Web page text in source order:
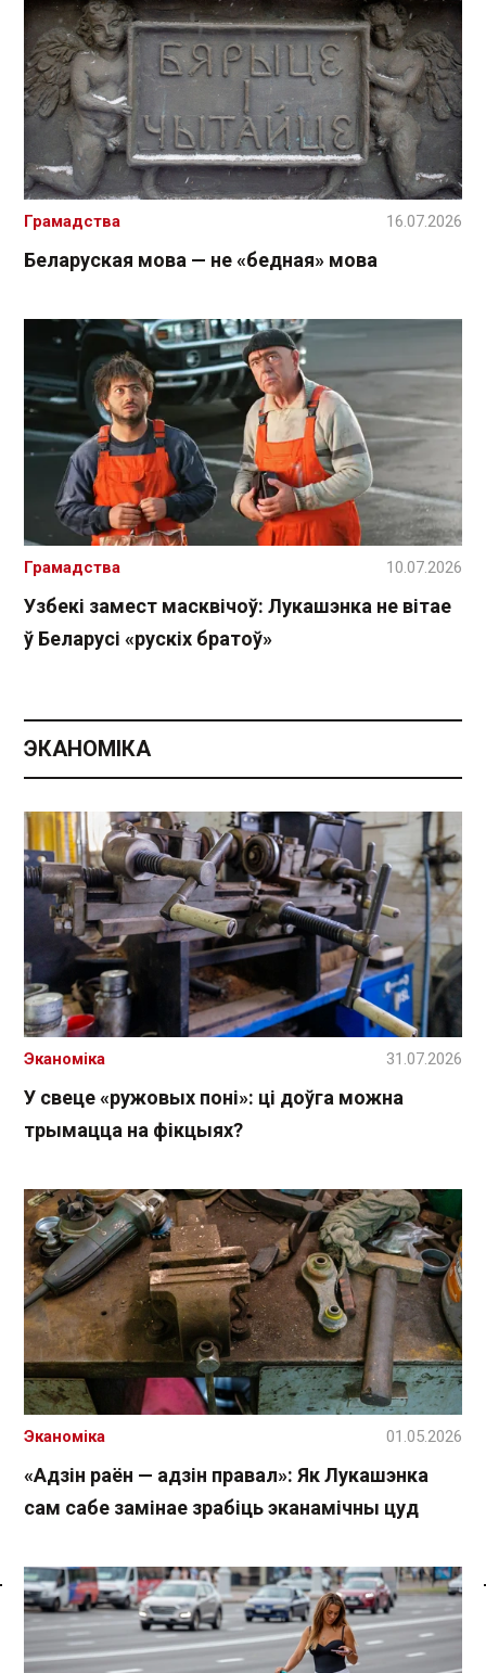
Спасылка без VPN
Беларуская мова — не «бедная» мова
Грамадства 16.07.2026
Узбекі замест масквічоў: Лукашэнка не вітае
ў Беларусі «рускіх братоў»
Грамадства 10.07.2026
ЭКАНОМІКА
У свеце «ружовых поні»: ці доўга можна
трымацца на фікцыях?
Эканоміка 31.07.2026
«Адзін раён — адзін правал»: Як Лукашэнка
сам сабе замінае зрабіць эканамічны цуд
Эканоміка 01.05.2026